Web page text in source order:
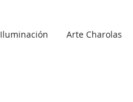
Iluminación Arte Charolas